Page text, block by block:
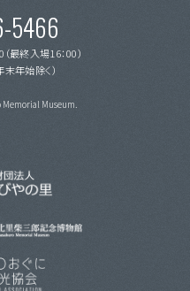
5466
最終入場16：00）
年始除く）
Museum.